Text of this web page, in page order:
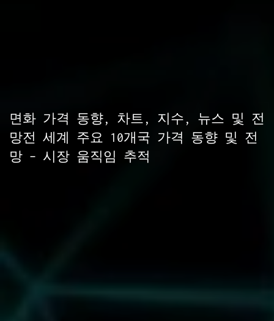
면화 가격 동향, 차트, 지수, 뉴스 및 전
망전 세계 주요 10개국 가격 동향 및 전
망 – 시장 움직임 추적